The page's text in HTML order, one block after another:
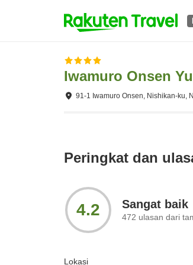
Iwamuro Onsen
91-1 Iwamuro Onsen, Nishikan-ku,
Peringkat dan
4.2 Sangat baik
472 ulasan dari
Lokasi